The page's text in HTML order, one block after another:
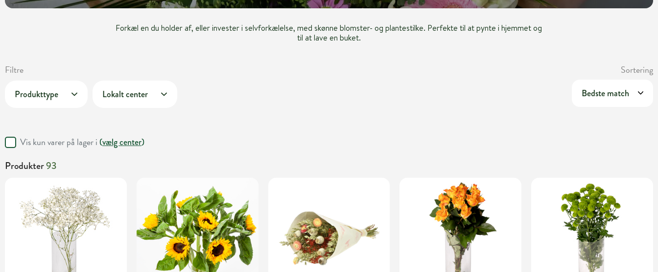
Forkæl en du holder af, eller invester i selvforkælelse, med skønne blomster- og plantestilke. Perfekte til at pynte i hjemmet og
til at lave en buket.
Filtre Sortering
Produkttype Lokalt center
Vis kun varer på lager i (vælg center)
Produkter93